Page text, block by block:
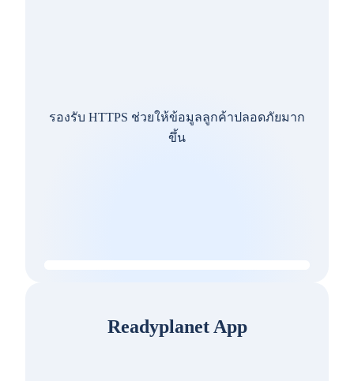
รองรับ HTTPS ช่วยให้ข้อมูลลูกค้าปลอดภัยมาก
ขึ้น
Readyplanet App